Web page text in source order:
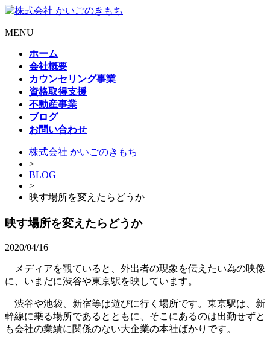
MENU
ホーム
会社概要
カウンセリング事業
資格取得支援
不動産事業
ブログ
お問い合わせ
株式会社 かいごのきもち
>
BLOG
>
映す場所を変えたらどうか
映す場所を変えたらどうか
2020/04/16
メディアを観ていると、外出者の現象を伝えたい為の映像
に、いまだに渋谷や東京駅を映しています。
渋谷や池袋、新宿等は遊びに行く場所です。東京駅は、新
幹線に乗る場所であるとともに、そこにあるのは出勤せずと
も会社の業績に関係のない大企業の本社ばかりです。